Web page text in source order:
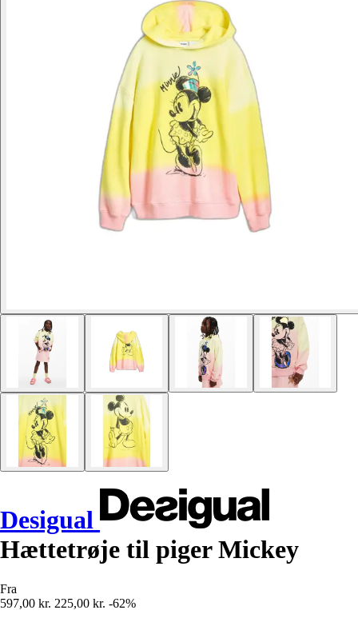
Desigual
Hættetrøje til piger Mickey
Fra
597,00 kr. 225,00 kr. -62%